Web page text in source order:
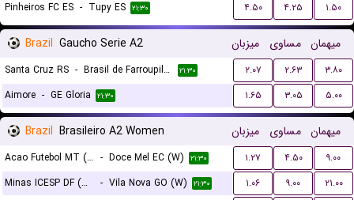
Pinheiros FC ES - Tupy ES ۲۱:۳۰ ۴.۵۰ ۴.۲۵ ۱.۵۰
Brazil Gaucho Serie A2 میزبان مساوی میهمان
Santa Cruz RS - Brasil de Farroupilha ۲۱:۳۰ ۲.۰۷ ۲.۶۳
۳.۸۰
Aimore - GE Gloria ۲۱:۳۰ ۱.۶۵ ۳.۰۵ ۵.۰۰
Brazil Brasileiro A2 Women میزبان مساوی میهمان
Acao Futebol MT (W) - Doce Mel EC (W) ۲۱:۳۰ ۱.۲۷ ۴.۵۰
۹.۰۰
Minas ICESP DF (W)
- Vila Nova GO (W) ۲۱:۳۰ ۱.۰۶ ۹.۰۰
۲۱.۰۰